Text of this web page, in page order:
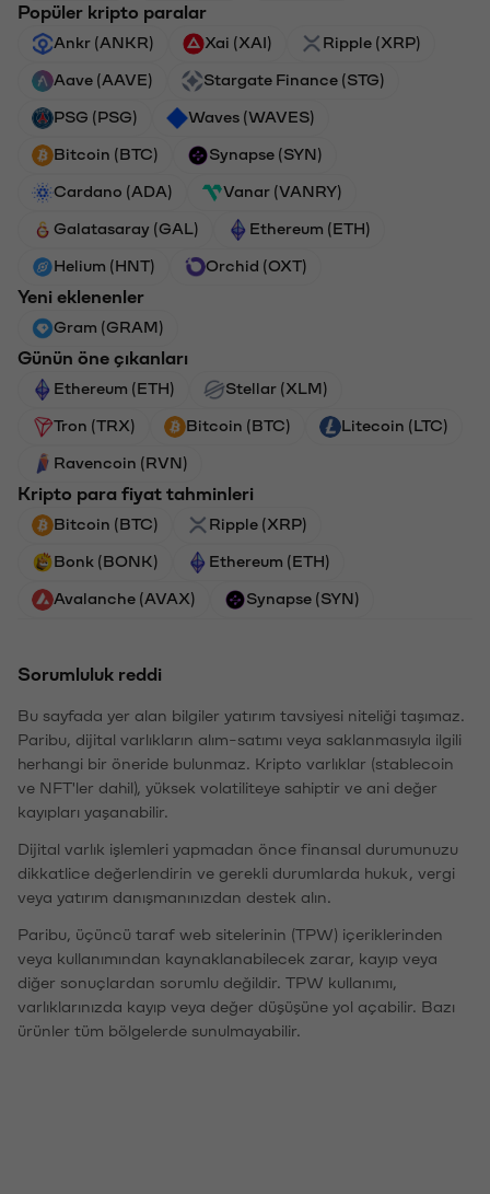
Popüler kripto paralar
Ankr (ANKR) Xai (XAI) Ripple (XRP)
Aave (AAVE) Stargate Finance (STG)
PSG (PSG) Waves (WAVES)
Bitcoin (BTC) Synapse (SYN)
Cardano (ADA) Vanar (VANRY)
Galatasaray (GAL) Ethereum (ETH)
Helium (HNT) Orchid (OXT)
Yeni eklenenler
Gram (GRAM)
Günün öne çıkanları
Ethereum (ETH) Stellar (XLM)
Tron (TRX) Bitcoin (BTC) Litecoin (LTC)
Ravencoin (RVN)
Kripto para fiyat tahminleri
Bitcoin (BTC) Ripple (XRP)
Bonk (BONK) Ethereum (ETH)
Avalanche (AVAX) Synapse (SYN)
Sorumluluk reddi
Bu sayfada yer alan bilgiler yatırım tavsiyesi niteliği taşımaz.
Paribu, dijital varlıkların alım-satımı veya saklanmasıyla ilgili
herhangi bir öneride bulunmaz. Kripto varlıklar (stablecoin
ve NFT'ler dahil), yüksek volatiliteye sahiptir ve ani değer
kayıpları yaşanabilir.
Dijital varlık işlemleri yapmadan önce finansal durumunuzu
dikkatlice değerlendirin ve gerekli durumlarda hukuk, vergi
veya yatırım danışmanınızdan destek alın.
Paribu, üçüncü taraf web sitelerinin (TPW) içeriklerinden
veya kullanımından kaynaklanabilecek zarar, kayıp veya
diğer sonuçlardan sorumlu değildir. TPW kullanımı,
varlıklarınızda kayıp veya değer düşüşüne yol açabilir. Bazı
ürünler tüm bölgelerde sunulmayabilir.